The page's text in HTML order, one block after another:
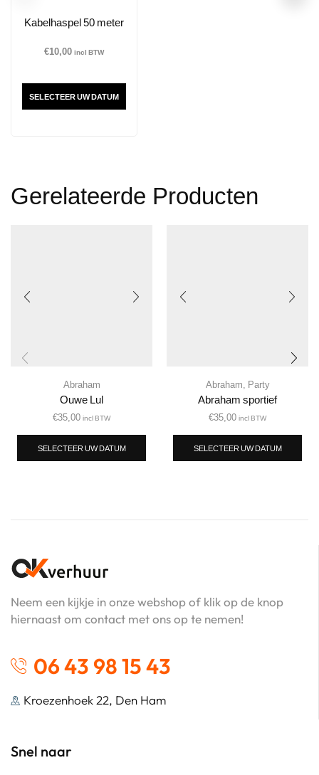
Kabelhaspel 50 meter
€10,00 incl BTW
SELECTEER UW DATUM
Gerelateerde Producten
Abraham
Ouwe Lul
€35,00 incl BTW
SELECTEER UW DATUM
Abraham, Party
Abraham sportief
€35,00 incl BTW
SELECTEER UW DATUM
Neem een kijkje in onze webshop of klik op de knop
hiernaast om contact met ons op te nemen!
06 43 98 15 43
Kroezenhoek 22, Den Ham
Snel naar